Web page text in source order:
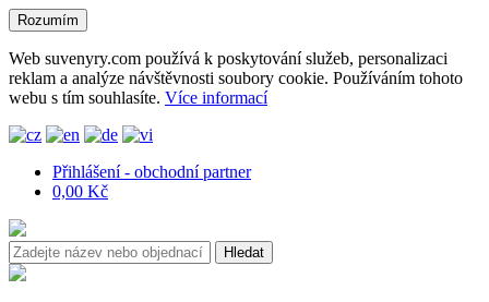
Rozumím
Web suvenyry.com používá k poskytování služeb, personalizaci
reklam a analýze návštěvnosti soubory cookie. Používáním tohoto
webu s tím souhlasíte. Více informací
Přihlášení - obchodní partner
0,00 Kč
Hledat